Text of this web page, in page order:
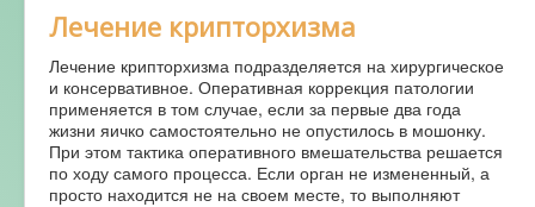
Лечение крипторхизма
Лечение крипторхизма подразделяется на хирургическое
и консервативное. Оперативная коррекция патологии
применяется в том случае, если за первые два года
жизни яичко самостоятельно не опустилось в мошонку.
При этом тактика оперативного вмешательства решается
по ходу самого процесса. Если орган не измененный, а
просто находится не на своем месте, то выполняют